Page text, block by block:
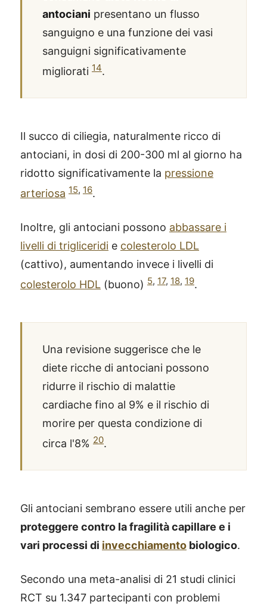
antociani presentano un flusso
sanguigno e una funzione dei vasi
sanguigni significativamente
migliorati 14.
Il succo di ciliegia, naturalmente ricco di
antociani, in dosi di 200-300 ml al giorno ha
ridotto significativamente la pressione
arteriosa 15, 16.
Inoltre, gli antociani possono abbassare i
livelli di trigliceridi e colesterolo LDL
(cattivo), aumentando invece i livelli di
colesterolo HDL (buono) 5, 17, 18, 19.
Una revisione suggerisce che le
diete ricche di antociani possono
ridurre il rischio di malattie
cardiache fino al 9% e il rischio di
morire per questa condizione di
circa l'8% 20.
Gli antociani sembrano essere utili anche per
proteggere contro la fragilità capillare e i
vari processi di invecchiamento biologico.
Secondo una meta-analisi di 21 studi clinici
RCT su 1.347 partecipanti con problemi
X115 -
SCOPRI COME FUNZIONA